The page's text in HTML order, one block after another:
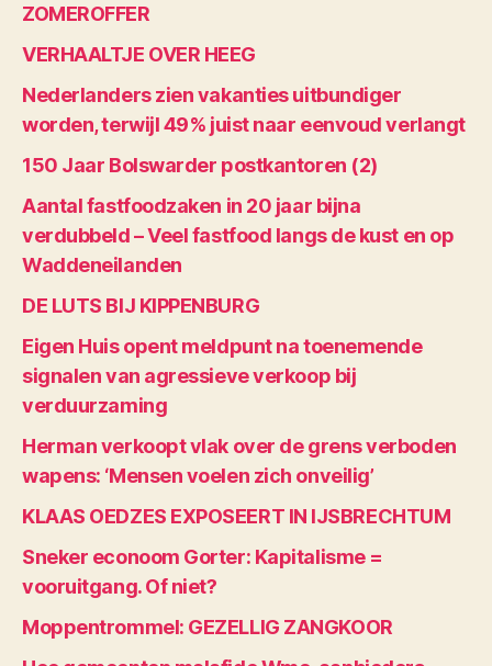
ZOMEROFFER
VERHAALTJE OVER HEEG
Nederlanders zien vakanties uitbundiger
worden, terwijl 49% juist naar eenvoud verlangt
150 Jaar Bolswarder postkantoren (2)
Aantal fastfoodzaken in 20 jaar bijna
verdubbeld – Veel fastfood langs de kust en op
Waddeneilanden
DE LUTS BIJ KIPPENBURG
Eigen Huis opent meldpunt na toenemende
signalen van agressieve verkoop bij
verduurzaming
Herman verkoopt vlak over de grens verboden
wapens: ‘Mensen voelen zich onveilig’
KLAAS OEDZES EXPOSEERT IN IJSBRECHTUM
Sneker econoom Gorter: Kapitalisme =
vooruitgang. Of niet?
Moppentrommel: GEZELLIG ZANGKOOR